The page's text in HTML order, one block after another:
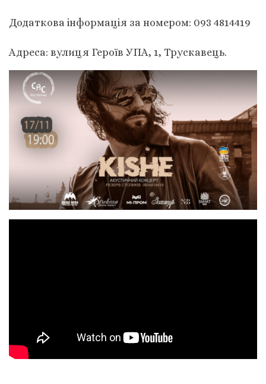
Додаткова інформація за номером: 093 4814419
Адреса: вулиця Героїв УПА, 1, Трускавець.